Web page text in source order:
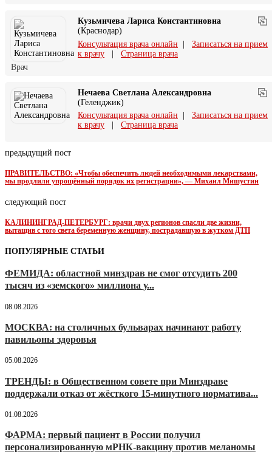
Кузьмичева Лариса Константиновна
(Краснодар)
Консультация врача онлайн | Записаться на прием
к врачу | Страница врача
Врач
Нечаева Светлана Александровна
(Геленджик)
Консультация врача онлайн
Записаться на прием
к врачу
Страница врача
предыдущий пост
ПРАВИТЕЛЬСТВО: «Чтобы обеспечить людей необходимыми лекарствами,
мы продлили упрощённый порядок их регистрации», — Михаил Мишустин
следующий пост
КАЛИНИНГРАД-ПЕТЕРБУРГ: врачи двух регионов спасли две жизни,
вытащив с того света беременную женщину, пострадавшую в жутком ДТП
ПОПУЛЯРНЫЕ СТАТЬИ
ФЕМИДА: областной минздрав не смог отсудить 200
тысяч из «земского» миллиона у...
08.08.2026
МОСКВА: на столичных бульварах начинают работу
павильоны здоровья
05.08.2026
ТРЕНДЫ: в Общественном совете при Минздраве
поддержали отказ от жёсткого 15-минутного норматива...
01.08.2026
ФАРМА: первый пациент в России получил
персонализированную мРНК-вакцину против меланомы